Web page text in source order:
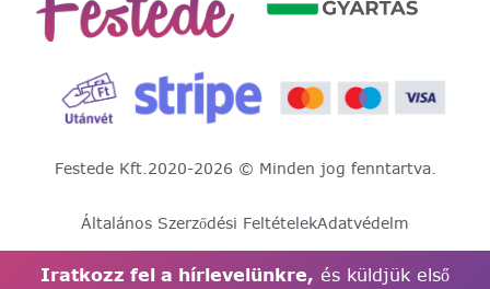
Festede Kft.2020-2026 © Minden jog fenntartva.
Általános Szerződési FeltételekAdatvédelm
Iratkozz fel a hírlevelünkre, és küldjük első